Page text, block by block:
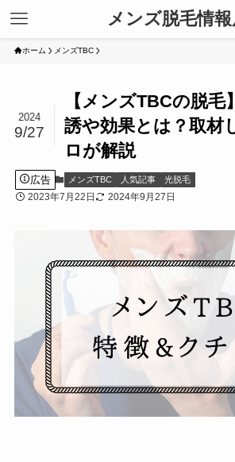
メンズ脱毛情報
ホーム メンズTBC
【メンズTBCの脱
誘や効果とは？取材
ロが解説
2024
9/27
広告 メンズTBC 人気記事 光脱毛
2023年7月22日 2024年9月27日